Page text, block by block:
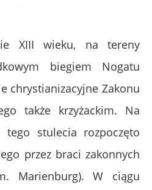
XIII wieku, na tereny
biegiem Nogatu
chrystianizacyjne Zakonu
także krzyżackim. Na
tego stulecia rozpoczęto
przez braci zakonnych
Marienburg). W ciągu